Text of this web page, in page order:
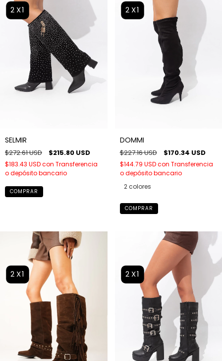
2X1
SELMIR
$272.61 USD $215.80 USD
$183.43 USDcon Transferencia
o depósito bancario
COMPRAR
2X1
DOMMI
$227.16 USD $170.34 USD
$144.79 USDcon Transferencia
o depósito bancario
2 colores
COMPRAR
2X1 2X1